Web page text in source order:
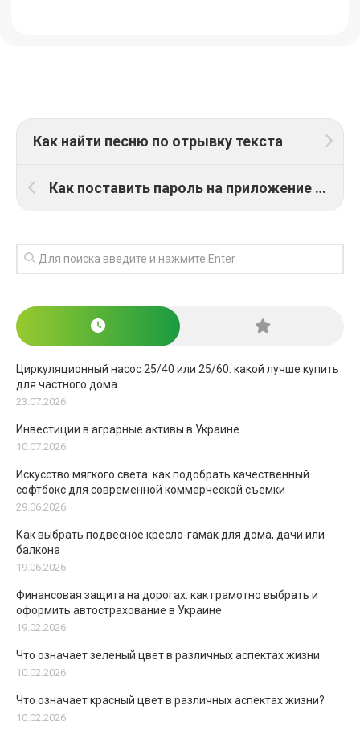
Как найти песню по отрывку текста
Как поставить пароль на приложение на айфоне
Циркуляционный насос 25/40 или 25/60: какой лучше купить
для частного дома
23.07.2026
Инвестиции в аграрные активы в Украине
10.07.2026
Искусство мягкого света: как подобрать качественный
софтбокс для современной коммерческой съемки
29.06.2026
Как выбрать подвесное кресло-гамак для дома, дачи или
балкона
19.06.2026
Финансовая защита на дорогах: как грамотно выбрать и
оформить автострахование в Украине
19.02.2026
Что означает зеленый цвет в различных аспектах жизни
10.02.2026
Что означает красный цвет в различных аспектах жизни?
10.02.2026